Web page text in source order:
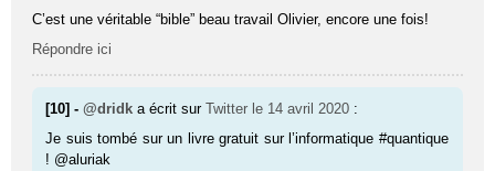
C’est une véritable “bible” beau travail Olivier, encore une fois!
Répondre ici
[10] -@dridk a écrit surTwitter le 14 avril 2020 :
Je suis tombé sur un livre gratuit sur l’informatique #quantique
! @aluriak